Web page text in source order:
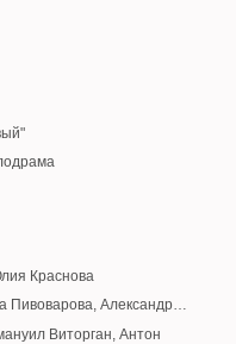
Краснова
Пивоварова, Александр
Сергей Калужанов
Виторган, Антон